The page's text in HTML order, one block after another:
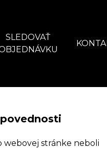
SLEDOVAŤ
webovej stránke neboli